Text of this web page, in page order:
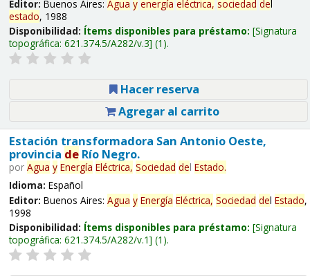
Editor: Buenos Aires: Agua y energía eléctrica, sociedad del
estado, 1988
Disponibilidad: Ítems disponibles para préstamo: Signatura
topográfica: 621.374.5/A282/v.3 (1).
Hacer reserva
Agregar al carrito
Estación transformadora San Antonio Oeste,
provincia deRío Negro.
por Agua y Energía Eléctrica, Sociedad del Estado.
Idioma: Español
Editor: Buenos Aires: Agua y Energía Eléctrica, Sociedad del Estado,
1998
Disponibilidad: Ítems disponibles para préstamo: Signatura
topográfica: 621.374.5/A282/v.1 (1).